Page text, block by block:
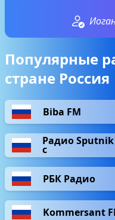
Популярные
стране Россия
Biba FM
Радио Sputnik
с
РБК Радио
Kommersant